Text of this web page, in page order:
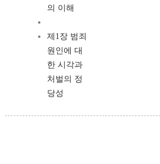
의 이해
제1장 범죄
원인에 대
한 시각과
처벌의 정
당성